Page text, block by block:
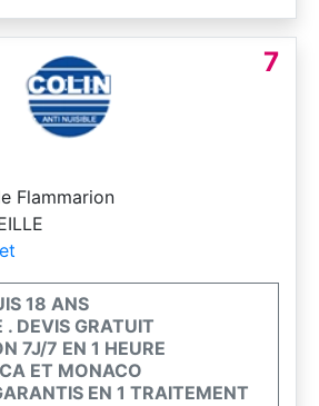
7
Flammarion
18 ANS
DEVIS GRATUIT
7J/7 EN 1 HEURE
ET MONACO
EN 1 TRAITEMENT